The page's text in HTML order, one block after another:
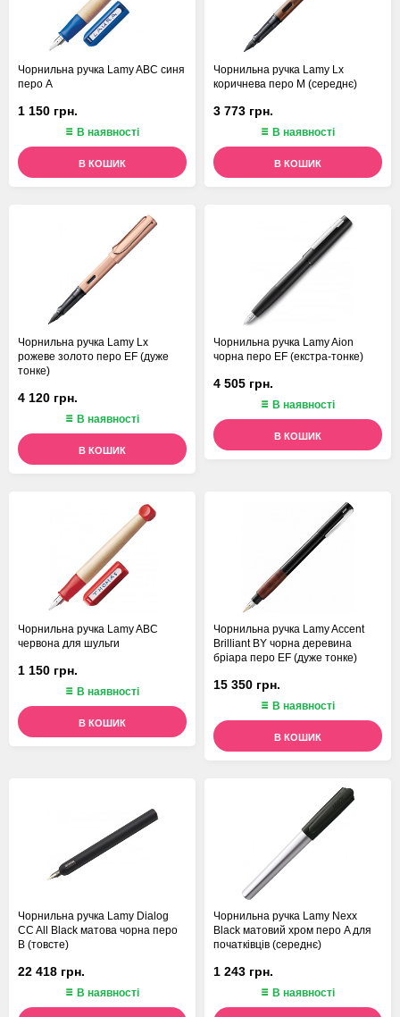
Чорнильна ручка Lamy ABC синя
перо A
1 150 грн.
В наявності
В КОШИК
Чорнильна ручка Lamy Lx
коричнева перо M (середнє)
3 773 грн.
В наявності
В КОШИК
Чорнильна ручка Lamy Lx
рожеве золото перо EF (дуже
тонке)
4 120 грн.
В наявності
В КОШИК
Чорнильна ручка Lamy Aion
чорна перо EF (екстра-тонке)
4 505 грн.
В наявності
В КОШИК
Чорнильна ручка Lamy ABC
червона для шульги
1 150 грн.
В наявності
В КОШИК
Чорнильна ручка Lamy Accent
Brilliant BY чорна деревина
бріара перо EF (дуже тонке)
15 350 грн.
В наявності
В КОШИК
Чорнильна ручка Lamy Dialog
CC All Black матова чорна перо
B (товсте)
22 418 грн.
В наявності
Чорнильна ручка Lamy Nexx
Black матовий хром перо A для
початківців (середнє)
1 243 грн.
В наявності